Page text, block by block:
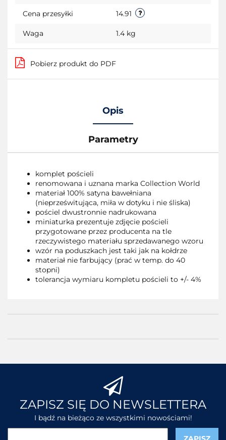
Cena przesyłki 14.91
Waga 1.4 kg
Pobierz produkt do PDF
Opis
Parametry
komplet pościeli
renomowana i uznana marka Collection World
materiał 100% satyna bawełniana
(nieprześwitująca, miła w dotyku i nie śliska)
pościel dwustronnie nadrukowana
miniaturka prezentuje zdjęcie pościeli
przygotowane przez producenta na tle
rzeczywistego materiału sprzedawanego wzoru
wzór na poduszkach jest taki jak na kołdrze
materiał nie farbujący (prać w temp. do 40
stopni)
tolerancja wymiaru kompletu pościeli to +/- 4%
ZAPISZ SIĘ DO NEWSLETTERA
I bądź na bieżąco ze wszystkimi nowościami!